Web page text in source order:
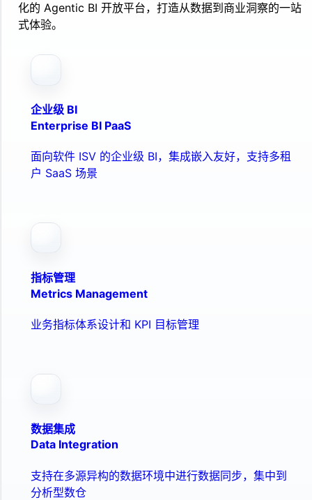
化的 Agentic BI 开放平台，打造从数据到商业洞察的一站
式体验。
企业级 BI
Enterprise BI PaaS
面向软件 ISV 的企业级 BI，集成嵌入友好，支持多租
户 SaaS 场景
指标管理
Metrics Management
业务指标体系设计和 KPI 目标管理
数据集成
Data Integration
支持在多源异构的数据环境中进行数据同步，集中到
分析型数仓